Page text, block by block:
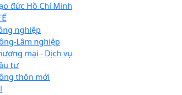
đức Hồ Chí Minh
nghiệp
Lâm nghiệp
mại - Dịch vụ
tư
thôn mới